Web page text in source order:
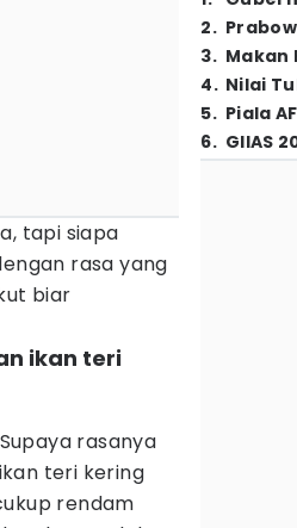
tapi siapa
rasa yang
biar
ikan teri
rasanya
teri kering
rendam
2.
3. Makan
4. Nilai
5. Piala
6. GIIAS